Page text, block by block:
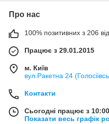
Про нас
100% позитивних з 206
Працює з 29.01.2015
м. Київ
вул.Ракетна 24
Контакти
Сьогодні працює з
Показати весь графік